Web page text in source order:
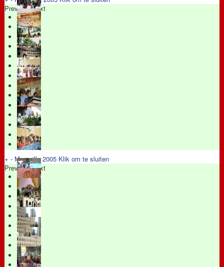
Previous Next
+ - Marseille 2005 Klik om te sluiten
Previous Next